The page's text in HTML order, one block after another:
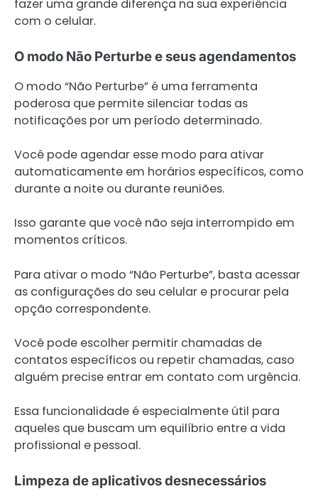
fazer uma grande diferença na sua experiência
com o celular.
O modo Não Perturbe e seus agendamentos
O modo “Não Perturbe” é uma ferramenta
poderosa que permite silenciar todas as
notificações por um período determinado.
Você pode agendar esse modo para ativar
automaticamente em horários específicos, como
durante a noite ou durante reuniões.
Isso garante que você não seja interrompido em
momentos críticos.
Para ativar o modo “Não Perturbe”, basta acessar
as configurações do seu celular e procurar pela
opção correspondente.
Você pode escolher permitir chamadas de
contatos específicos ou repetir chamadas, caso
alguém precise entrar em contato com urgência.
Essa funcionalidade é especialmente útil para
aqueles que buscam um equilíbrio entre a vida
profissional e pessoal.
Limpeza de aplicativos desnecessários